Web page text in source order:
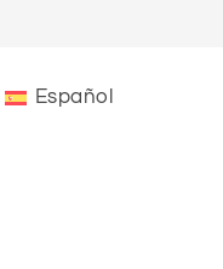
Español